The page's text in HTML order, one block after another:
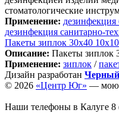
стоматологические
Применение: дезинфекция
дезинфекция санитарно-
Пакеты зиплок 30х40
Описание: Пакеты зиплок
Применение: зиплок /
Дизайн разработан
© 2026 «Центр Юг» —
Наши телефоны в Калуге 8